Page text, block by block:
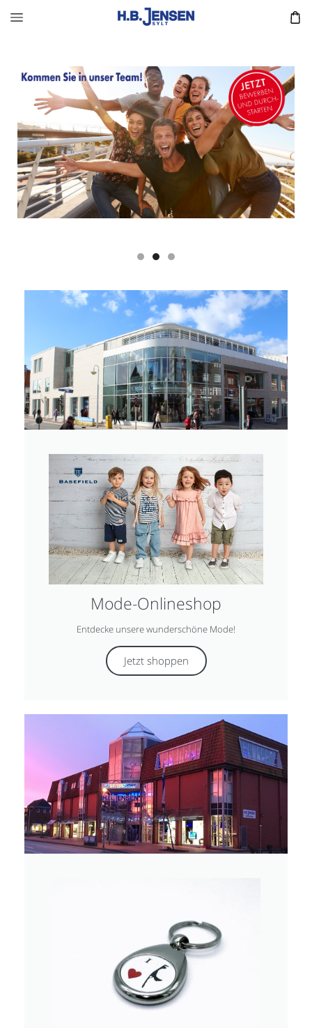
Wir sind seit über 170 Jahren ein
erfolgreicher, unabhängiger,
inhabergeführter Familienbetrieb in
Westerland auf Sylt und betreiben
zum einen das größte Modehaus der
Insel und zum anderen unser Haus
für Freizeit & Wohnen.
Hier Bewerben
Mode-Onlineshop
Entdecke unsere wunderschöne Mode!
Jetzt shoppen